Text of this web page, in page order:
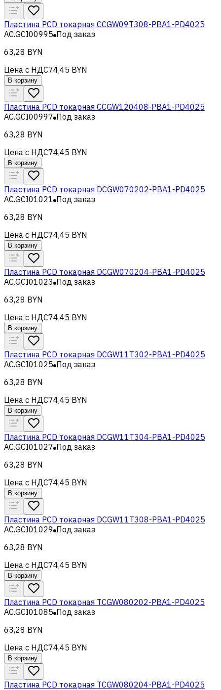
Пластина PCD токарная CCGW09T308-PBA1-PD4025
AC.GCI00995 Под заказ
63,28 BYN
Цена с НДС74,45 BYN
В корзину
Пластина PCD токарная CCGW120408-PBA1-PD4025
AC.GCI00997 Под заказ
63,28 BYN
Цена с НДС74,45 BYN
В корзину
Пластина PCD токарная DCGW070202-PBA1-PD4025
AC.GCI01021 Под заказ
63,28 BYN
Цена с НДС74,45 BYN
В корзину
Пластина PCD токарная DCGW070204-PBA1-PD4025
AC.GCI01023 Под заказ
63,28 BYN
Цена с НДС74,45 BYN
В корзину
Пластина PCD токарная DCGW11T302-PBA1-PD4025
AC.GCI01025 Под заказ
63,28 BYN
Цена с НДС74,45 BYN
В корзину
Пластина PCD токарная DCGW11T304-PBA1-PD4025
AC.GCI01027 Под заказ
63,28 BYN
Цена с НДС74,45 BYN
В корзину
Пластина PCD токарная DCGW11T308-PBA1-PD4025
AC.GCI01029 Под заказ
63,28 BYN
Цена с НДС74,45 BYN
В корзину
Пластина PCD токарная TCGW080202-PBA1-PD4025
AC.GCI01085 Под заказ
63,28 BYN
Цена с НДС74,45 BYN
В корзину
Пластина PCD токарная TCGW080204-PBA1-PD4025